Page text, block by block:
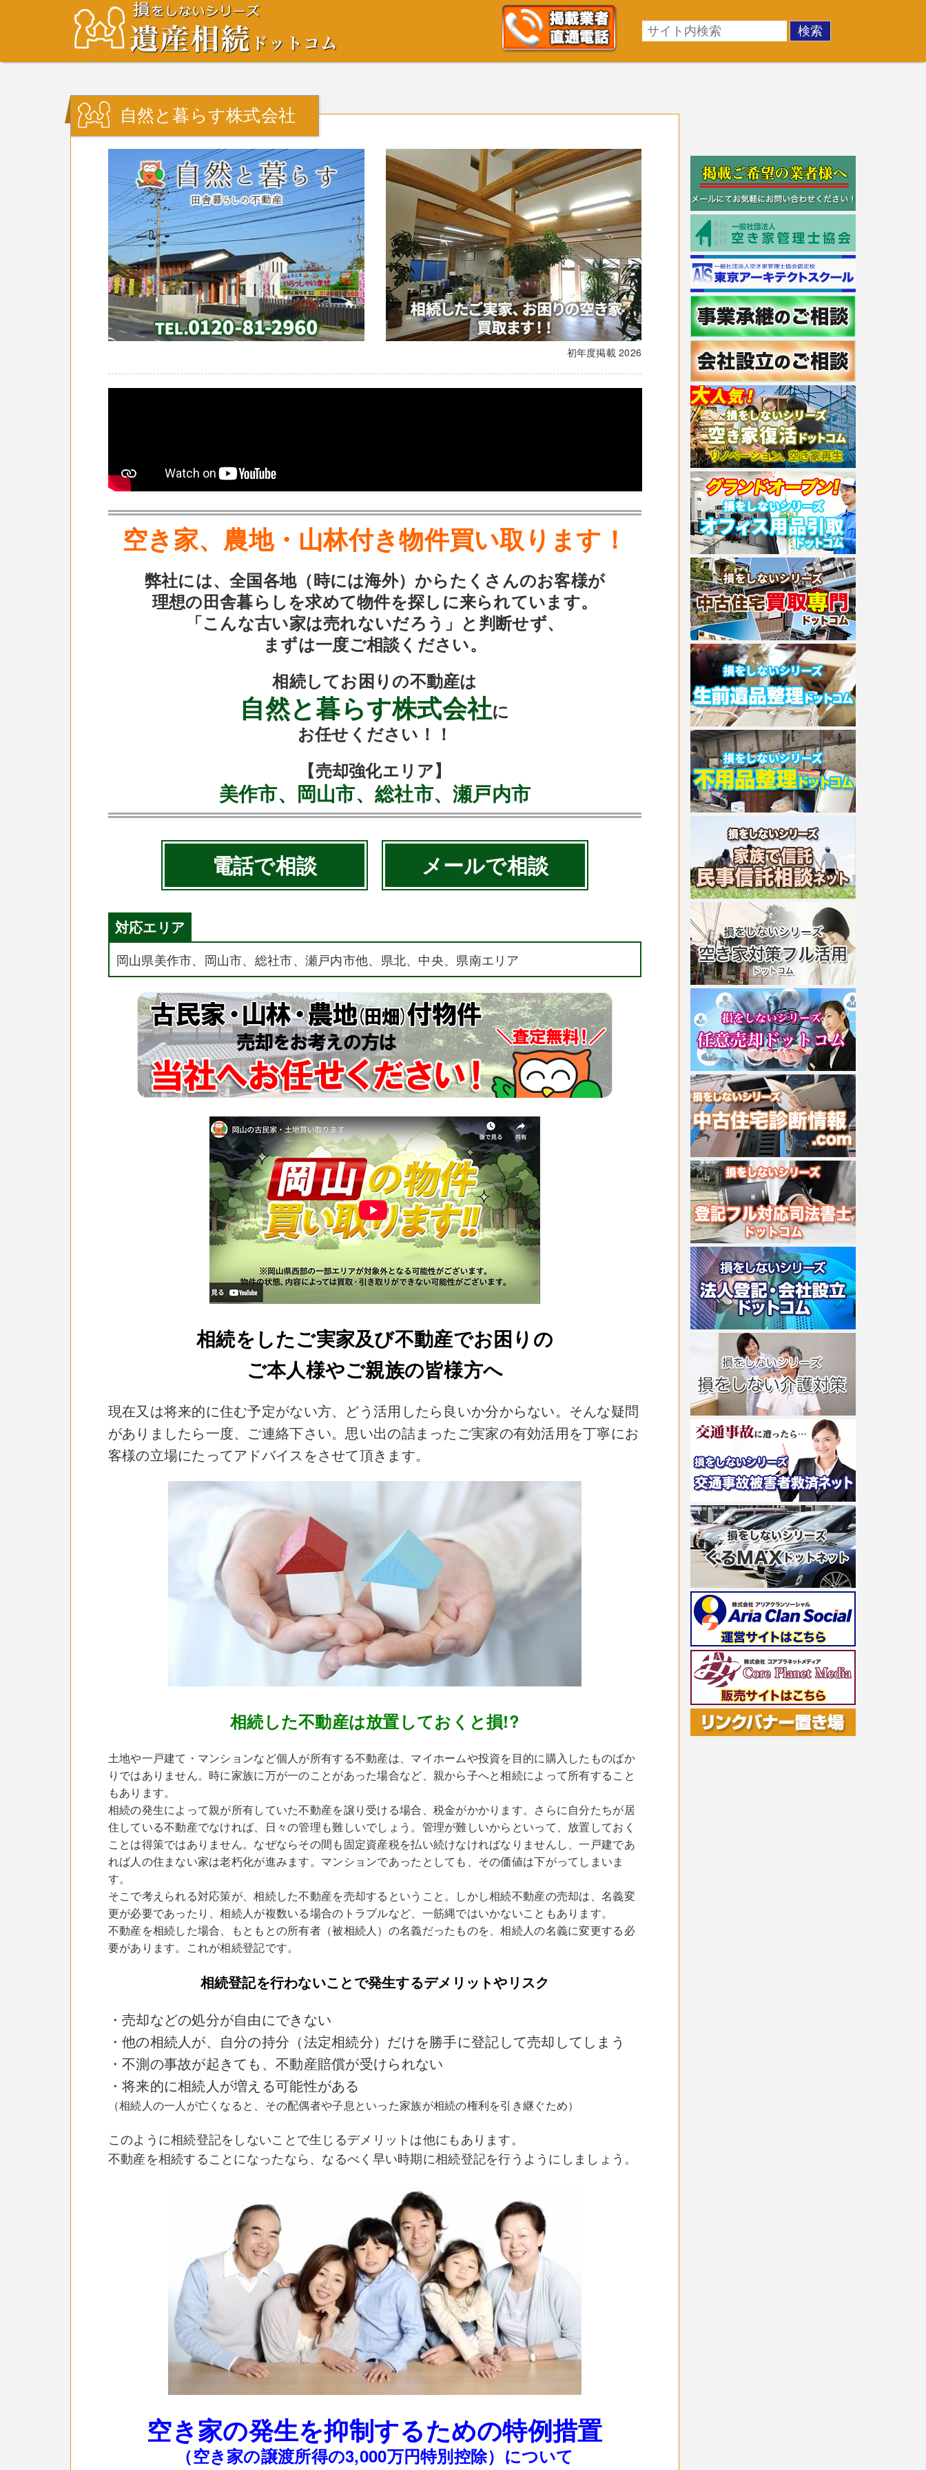
自然と暮らす株式会社
初年度掲載2026
空き家、農地・山林付き物件買い取ります！
弊社には、全国各地（時には海外）からたくさんのお客様が
理想の田舎暮らしを求めて物件を探しに来られています。
「こんな古い家は売れないだろう」と判断せず、
まずは一度ご相談ください。
相続してお困りの不動産は
自然と暮らす株式会社に
お任せください！！
【売却強化エリア】
美作市、岡山市、総社市、瀬戸内市
電話で相談 メールで相談
対応エリア
岡山県美作市、岡山市、総社市、瀬戸内市他、県北、中央、県南エリア
相続をしたご実家及び不動産でお困りの
ご本人様やご親族の皆様方へ
現在又は将来的に住む予定がない方、どう活用したら良いか分からない。 そんな疑問
がありましたら一度、ご連絡下さい。思い出の詰まったご実家の有効活用を丁寧にお
客様の立場にたってアドバイスをさせて頂きます。
相続した不動産は放置しておくと損!?
土地や一戸建て・マンションなど個人が所有する不動産は、マイホームや投資を目的に購入したものばか
りではありません。時に家族に万が一のことがあった場合など、親から子へと相続によって所有すること
もあります。
相続の発生によって親が所有していた不動産を譲り受ける場合、税金がかかります。さらに自分たちが居
住している不動産でなければ、日々の管理も難しいでしょう。管理が難しいからといって、放置しておく
ことは得策ではありません。なぜならその間も固定資産税を払い続けなければなりませんし、一戸建であ
れば人の住まない家は老朽化が進みます。マンションであったとしても、その価値は下がってしまいま
す。
そこで考えられる対応策が、相続した不動産を売却するということ。しかし相続不動産の売却は、名義変
更が必要であったり、相続人が複数いる場合のトラブルなど、一筋縄ではいかないこともあります。
不動産を相続した場合、もともとの所有者（被相続人）の名義だったものを、相続人の名義に変更する必
要があります。これが相続登記です。
相続登記を行わないことで発生するデメリットやリスク
・売却などの処分が自由にできない
・他の相続人が、自分の持分（法定相続分）だけを勝手に登記して売却してしまう
・不測の事故が起きても、不動産賠償が受けられない
・将来的に相続人が増える可能性がある
（相続人の一人が亡くなると、その配偶者や子息といった家族が相続の権利を引き継ぐため）
このように相続登記をしないことで生じるデメリットは他にもあります。
不動産を相続することになったなら、なるべく早い時期に相続登記を行うようにしましょう。
空き家の発生を抑制するための特例措置
（空き家の譲渡所得の3,000万円特別控除）について